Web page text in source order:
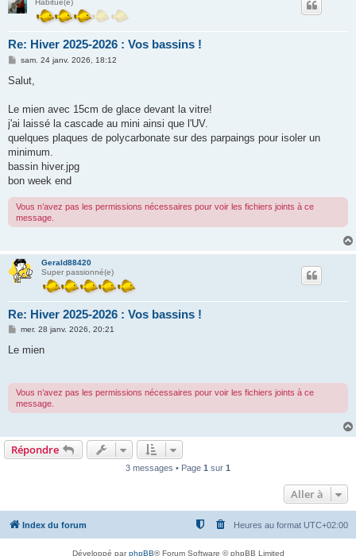
Habitué(e)
Re: Hiver 2025-2026 : Vos bassins !
M
s
g
sam. 24 janv. 2026, 18:12
Salut,
Le mien avec 15cm de glace devant la vitre!
j'ai laissé la cascade au mini ainsi que l'UV.
quelques plaques de polycarbonate sur des parpaings pour isoler un
minimum.
bassin hiver.jpg
bon week end
Vous n’avez pas les permissions nécessaires pour voir les fichiers joints à ce
message.
Gerald88420
Super passionné(e)
Re: Hiver 2025-2026 : Vos bassins !
M
s
mer. 28 janv. 2026, 20:21
Le mien
Vous n’avez pas les permissions nécessaires pour voir les fichiers joints à ce
message.
Répondre
3 messages • Page 1 sur 1
Aller à
Index du forum Heures au format UTC+02:00
Développé parphpBB® Forum Software © phpBB Limited